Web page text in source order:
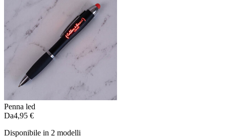
Penna led
Da4,95 €
Disponibile in 2 modelli